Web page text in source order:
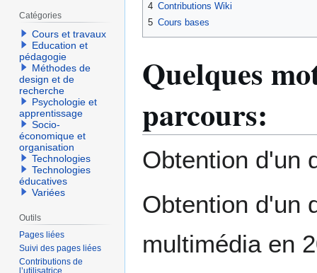
4 Contributions Wiki
5 Cours bases
Quelques
parcours:
Obtention d'un
Obtention d'un
multimédia en
Catégories
Cours et travaux
Education et
pédagogie
Méthodes de
design et de
recherche
Psychologie et
apprentissage
Socio-
économique et
organisation
Technologies
Technologies
éducatives
Variées
Outils
Pages liées
Suivi des pages liées
Contributions de
l’utilisatrice